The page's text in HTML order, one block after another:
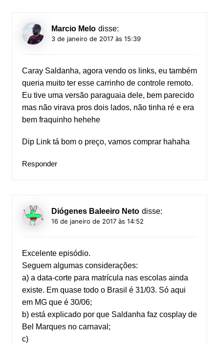
Marcio Melo disse:
3 de janeiro de 2017 às 15:39
Caray Saldanha, agora vendo os links, eu também
queria muito ter esse carrinho de controle remoto.
Eu tive uma versão paraguaia dele, bem parecido
mas não virava pros dois lados, não tinha ré e era
bem fraquinho hehehe
Dip Link tá bom o preço, vamos comprar hahaha
Responder
Diógenes Baleeiro Neto disse:
16 de janeiro de 2017 às 14:52
Excelente episódio.
Seguem algumas considerações:
a) a data-corte para matrícula nas escolas ainda
existe. Em quase todo o Brasil é 31/03. Só aqui
em MG que é 30/06;
b) está explicado por que Saldanha faz cosplay de
Bel Marques no carnaval;
c)